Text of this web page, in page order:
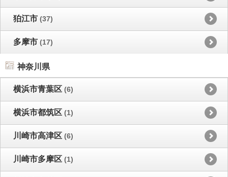
狛江市 (37)
多摩市 (17)
神奈川県
横浜市青葉区 (6)
横浜市都筑区 (1)
川崎市高津区 (6)
川崎市多摩区 (1)